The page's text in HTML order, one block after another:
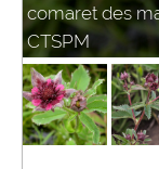
comaret des
CTSPM